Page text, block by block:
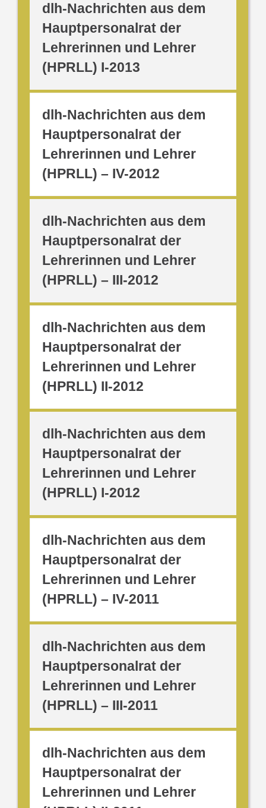
dlh-Nachrichten aus dem
Hauptpersonalrat der
Lehrerinnen und Lehrer
(HPRLL) I-2013
dlh-Nachrichten aus dem
Hauptpersonalrat der
Lehrerinnen und Lehrer
(HPRLL) – IV-2012
dlh-Nachrichten aus dem
Hauptpersonalrat der
Lehrerinnen und Lehrer
(HPRLL) – III-2012
dlh-Nachrichten aus dem
Hauptpersonalrat der
Lehrerinnen und Lehrer
(HPRLL) II-2012
dlh-Nachrichten aus dem
Hauptpersonalrat der
Lehrerinnen und Lehrer
(HPRLL) I-2012
dlh-Nachrichten aus dem
Hauptpersonalrat der
Lehrerinnen und Lehrer
(HPRLL) – IV-2011
dlh-Nachrichten aus dem
Hauptpersonalrat der
Lehrerinnen und Lehrer
(HPRLL) – III-2011
dlh-Nachrichten aus dem
Hauptpersonalrat der
Lehrerinnen und Lehrer